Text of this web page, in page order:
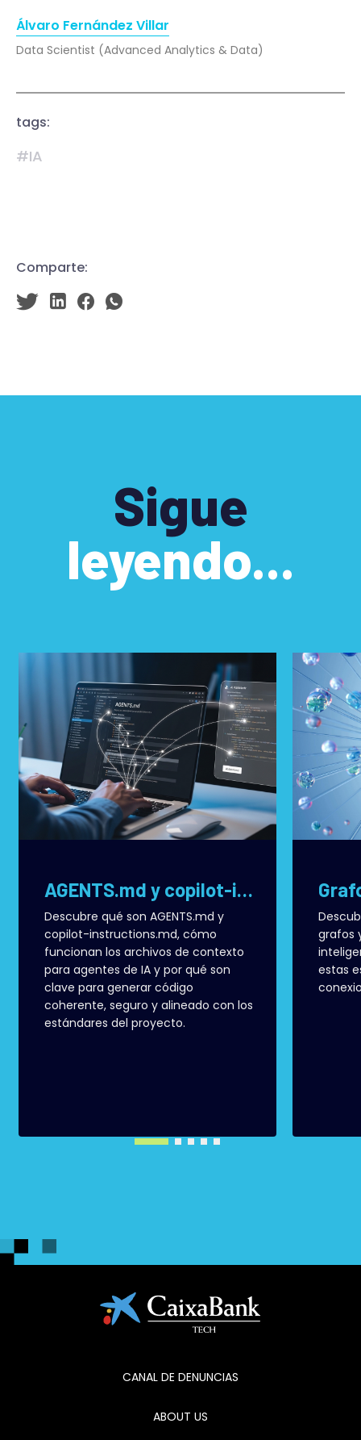
Álvaro Fernández Villar
Data Scientist (Advanced Analytics & Data)
tags:
#IA
Comparte:
Sigue
leyendo...
AGENTS.md y copilot-instructions.md: cómo dar contexto a la IA en proyectos de desarrollo de software
Descubre qué son AGENTS.md y
copilot-instructions.md, cómo
funcionan los archivos de contexto
para agentes de IA y por qué son
clave para generar código
coherente, seguro y alineado con los
estándares del proyecto.
grafos
estas
CANAL DE DENUNCIAS
ABOUT US